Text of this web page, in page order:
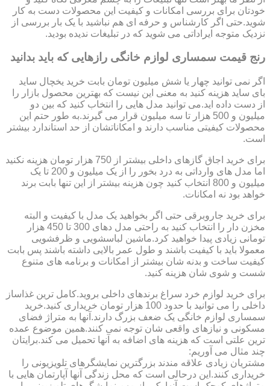
خودتان برای بررسی امکانات و کیفیت این محصولات دست به کار
شوید.حتی اگر کارشناس و حرفه ای هم نباشید با یک بار بررسی از
نزدیک متوجه ایراداتی می شوید که در تبلیغات ندیده بودید.
رنج قیمت سمساری لوازم خانگی رازهایی که باید بدانید
اگر نمی توانید چهار یا شش میلیون تومان بابت خرید یخچال ساید
بای ساید هزینه کنید به معنی این نیست که بهترین محصول بازار را
از دست داده اید.می توانید مدل هایی را انتخاب کنید که بین دو
میلیون و 500 هزار تا سه میلیون قرار می گیرند.به طور حتم این
محصولات کیفیتی مناسب دارند و امکاناتشان از حد استاندارد بیشتر
است.
برای خرید اجاق گازهای داخلی بیشتر از 750 هزار تومان هزینه نکنید
اما مدل های وارداتی به درد بخور را از یک میلیون و 200 تا یک
میلیون و 800 انتخاب کنید چون هزینه بیشتر از این تنها بابت برند
خواهد بود نه امکانات.
برای خرید جاروبرقی حتی اگر بخواهید یک مدل با کیفیت و البته
مخزن دار را انتخاب کنید به راحتی مدل دهای 300 تا 450 هزار
تومانی زیادی پیدا خواهید کرد.ماشین لباسشویی و ظرفشویی
معمولا باید با کیفیت باشند و طول عمر بالایی داشته باشند پس بابت
کیفیت ساخت و بدنه شان بیشتر از امکانات و برنامه های متنوع
شست و شوی شان هزینه کنید.
برای خرید لوازم خرد سراغ برندهای داخلی بروید.کامل ترین غذاساز
داخلی را می توانید با حدود 100 هزار تومان خریداری کنید.خرید
سمساری لوازم خانگی یک ضعف بزرگ دارند.آنها به متراژ فضای
مسکونی و نیازهای واقعی شان توجه نمی کنند.همین موضوع عمده
ترین علتی است که هزینه های اضافه به آنها تحمیل می کند.برایتان
چند مثال می آوریم:
مشتریان زیادی علاقه مندند بزرگترین نمایشگرهای تلویزیونی را
خریداری کنند.این درحالی است که محل زندگی آنها آپارتمان هایی با